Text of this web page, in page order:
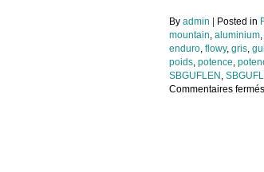
By admin Posted in
mountain, aluminium,
enduro, flowy, gris,
poids, potence,
SBGUFLEN ,
Commentaires fermés